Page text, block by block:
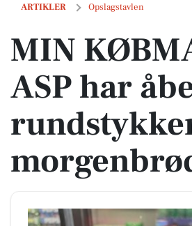
ARTIKLER Opslagstavlen
MIN KØBMAND I ASP har åbent med
MIN
ASP har